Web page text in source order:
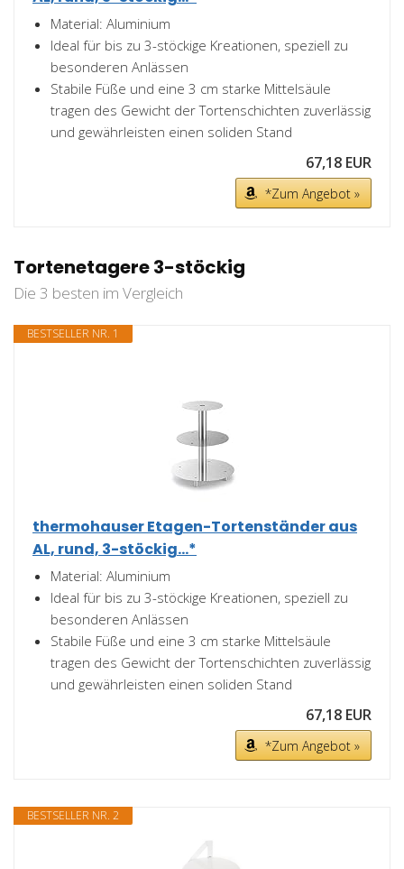
Material: Aluminium
Ideal für bis zu 3-stöckige Kreationen, speziell zu
besonderen Anlässen
Stabile Füße und eine 3 cm starke Mittelsäule
tragen des Gewicht der Tortenschichten zuverlässig
und gewährleisten einen soliden Stand
67,18 EUR
*Zum Angebot »
Tortenetagere 3-stöckig
Die 3 besten im Vergleich
BESTSELLER NR. 1
thermohauser Etagen-Tortenständer aus
AL, rund, 3-stöckig...*
Material: Aluminium
Ideal für bis zu 3-stöckige Kreationen, speziell zu
besonderen Anlässen
Stabile Füße und eine 3 cm starke Mittelsäule
tragen des Gewicht der Tortenschichten zuverlässig
und gewährleisten einen soliden Stand
67,18 EUR
*Zum Angebot »
BESTSELLER NR. 2